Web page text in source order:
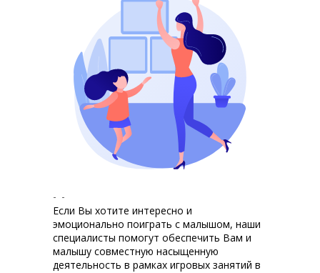
Если Вы хотите интересно и
эмоционально поиграть с малышом, наши
специалисты помогут обеспечить Вам и
малышу совместную насыщенную
деятельность в рамках игровых занятий в